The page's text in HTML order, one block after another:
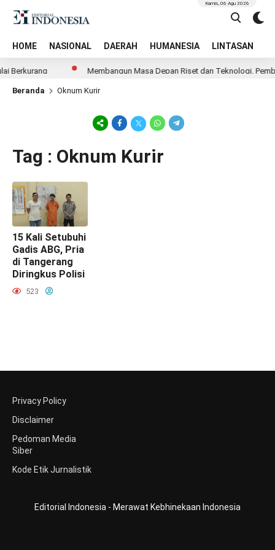
HOME NASIONAL DAERAH HUMANESIA LINTASAN
Kamis, 06 Agu 2026
Berkurang Membangun Masa Depan Riset dan Teknologi,
Beranda Oknum Kurir
Tag : Oknum Kurir
15 Kali Setubuhi
Gadis ABG, Pria
di Tangerang
Diringkus Polisi
523
Privacy Policy
Disclaimer
Pedoman Media
Siber
Kode Etik Jurnalistik
Editorial Indonesia - Merawat Kebhinekaan Indonesia